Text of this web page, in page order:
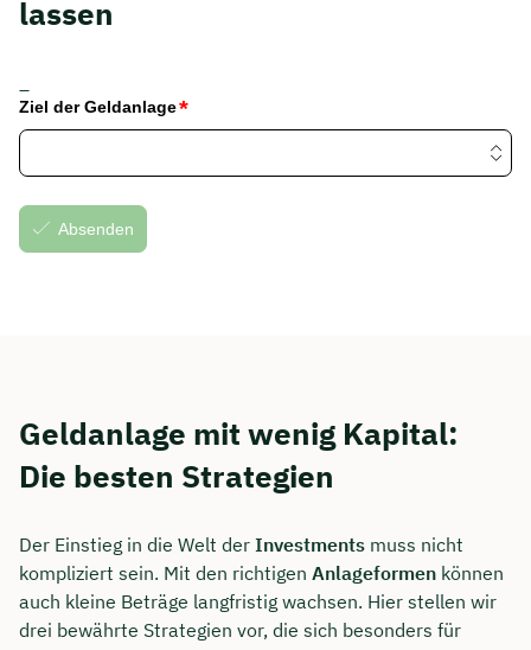
lassen
Geldanlage mit wenig Kapital:
Die besten Strategien
Der Einstieg in die Welt der Investments muss nicht
kompliziert sein. Mit den richtigen Anlageformen können
auch kleine Beträge langfristig wachsen. Hier stellen wir
drei bewährte Strategien vor, die sich besonders für
🗓️ Wählen Sie jetzt Ihren Wunschtermin:
Meeting buchen